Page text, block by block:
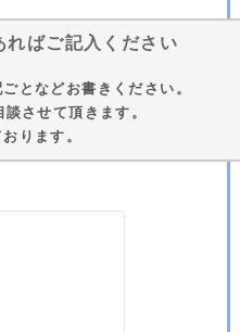
ればご記入ください
となどお書きください。
させて頂きます。
ります。